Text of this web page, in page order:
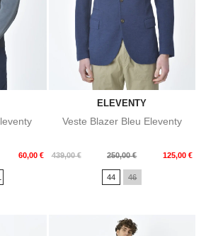
60,00 €
ELEVENTY
Veste Blazer Bleu Eleventy
439,00 €
Prix
250,00 € 125,00 €
Prix
44 46